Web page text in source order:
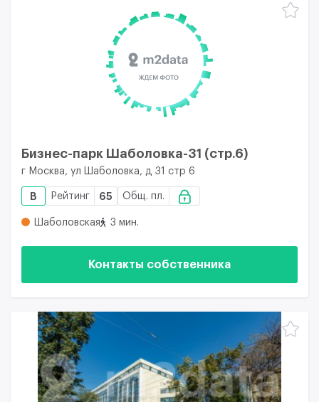
Бизнес-парк Шаболовка-31 (стр.6)
г Москва, ул Шаболовка, д 31 стр 6
B Рейтинг 65 Общ. пл.
Шаболовская 3 мин.
Контакты собственника